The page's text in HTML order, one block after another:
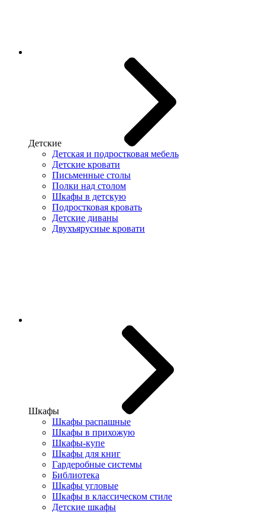
Детские
Детская и подростковая мебель
Детские кровати
Письменные столы
Полки над столом
Шкафы в детскую
Подростковая кровать
Детские диваны
Двухъярусные кровати
Шкафы
Шкафы распашные
Шкафы в прихожую
Шкафы-купе
Шкафы для книг
Гардеробные системы
Библиотека
Шкафы угловые
Шкафы в классическом стиле
Детские шкафы